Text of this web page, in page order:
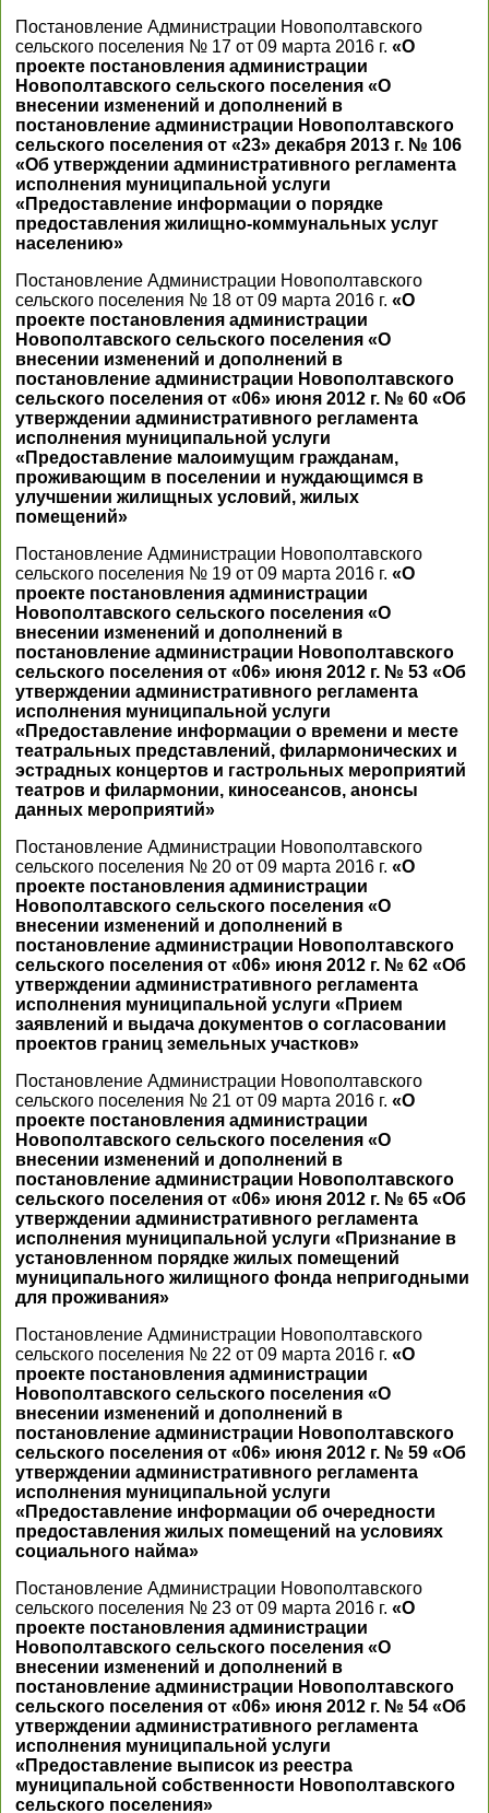
Постановление Администрации Новополтавского
сельского поселения № 17 от 09 марта 2016 г. «О
проекте постановления администрации
Новополтавского сельского поселения «О
внесении изменений и дополнений в
постановление администрации Новополтавского
сельского поселения от «23» декабря 2013 г. № 106
«Об утверждении административного регламента
исполнения муниципальной услуги
«Предоставление информации о порядке
предоставления жилищно-коммунальных услуг
населению»
Постановление Администрации Новополтавского
сельского поселения № 18 от 09 марта 2016 г. «О
проекте постановления администрации
Новополтавского сельского поселения «О
внесении изменений и дополнений в
постановление администрации Новополтавского
сельского поселения от «06» июня 2012 г. № 60 «Об
утверждении административного регламента
исполнения муниципальной услуги
«Предоставление малоимущим гражданам,
проживающим в поселении и нуждающимся в
улучшении жилищных условий, жилых
помещений»
Постановление Администрации Новополтавского
сельского поселения № 19 от 09 марта 2016 г. «О
проекте постановления администрации
Новополтавского сельского поселения «О
внесении изменений и дополнений в
постановление администрации Новополтавского
сельского поселения от «06» июня 2012 г. № 53 «Об
утверждении административного регламента
исполнения муниципальной услуги
«Предоставление информации о времени и месте
театральных представлений, филармонических и
эстрадных концертов и гастрольных мероприятий
театров и филармонии, киносеансов, анонсы
данных мероприятий»
Постановление Администрации Новополтавского
сельского поселения № 20 от 09 марта 2016 г. «О
проекте постановления администрации
Новополтавского сельского поселения «О
внесении изменений и дополнений в
постановление администрации Новополтавского
сельского поселения от «06» июня 2012 г. № 62 «Об
утверждении административного регламента
исполнения муниципальной услуги «Прием
заявлений и выдача документов о согласовании
проектов границ земельных участков»
Постановление Администрации Новополтавского
сельского поселения № 21 от 09 марта 2016 г. «О
проекте постановления администрации
Новополтавского сельского поселения «О
внесении изменений и дополнений в
постановление администрации Новополтавского
сельского поселения от «06» июня 2012 г. № 65 «Об
утверждении административного регламента
исполнения муниципальной услуги «Признание в
установленном порядке жилых помещений
муниципального жилищного фонда непригодными
для проживания»
Постановление Администрации Новополтавского
сельского поселения № 22 от 09 марта 2016 г. «О
проекте постановления администрации
Новополтавского сельского поселения «О
внесении изменений и дополнений в
постановление администрации Новополтавского
сельского поселения от «06» июня 2012 г. № 59 «Об
утверждении административного регламента
исполнения муниципальной услуги
«Предоставление информации об очередности
предоставления жилых помещений на условиях
социального найма»
Постановление Администрации Новополтавского
сельского поселения № 23 от 09 марта 2016 г. «О
проекте постановления администрации
Новополтавского сельского поселения «О
внесении изменений и дополнений в
постановление администрации Новополтавского
сельского поселения от «06» июня 2012 г. № 54 «Об
утверждении административного регламента
исполнения муниципальной услуги
«Предоставление выписок из реестра
муниципальной собственности Новополтавского
сельского поселения»